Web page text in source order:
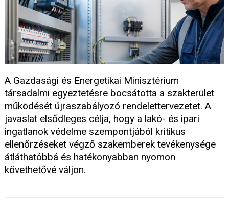
A Gazdasági és Energetikai Minisztérium
társadalmi egyeztetésre bocsátotta a szakterület
működését újraszabályozó rendelettervezetet. A
javaslat elsődleges célja, hogy a lakó- és ipari
ingatlanok védelme szempontjából kritikus
ellenőrzéseket végző szakemberek tevékenysége
átláthatóbbá és hatékonyabban nyomon
követhetővé váljon.